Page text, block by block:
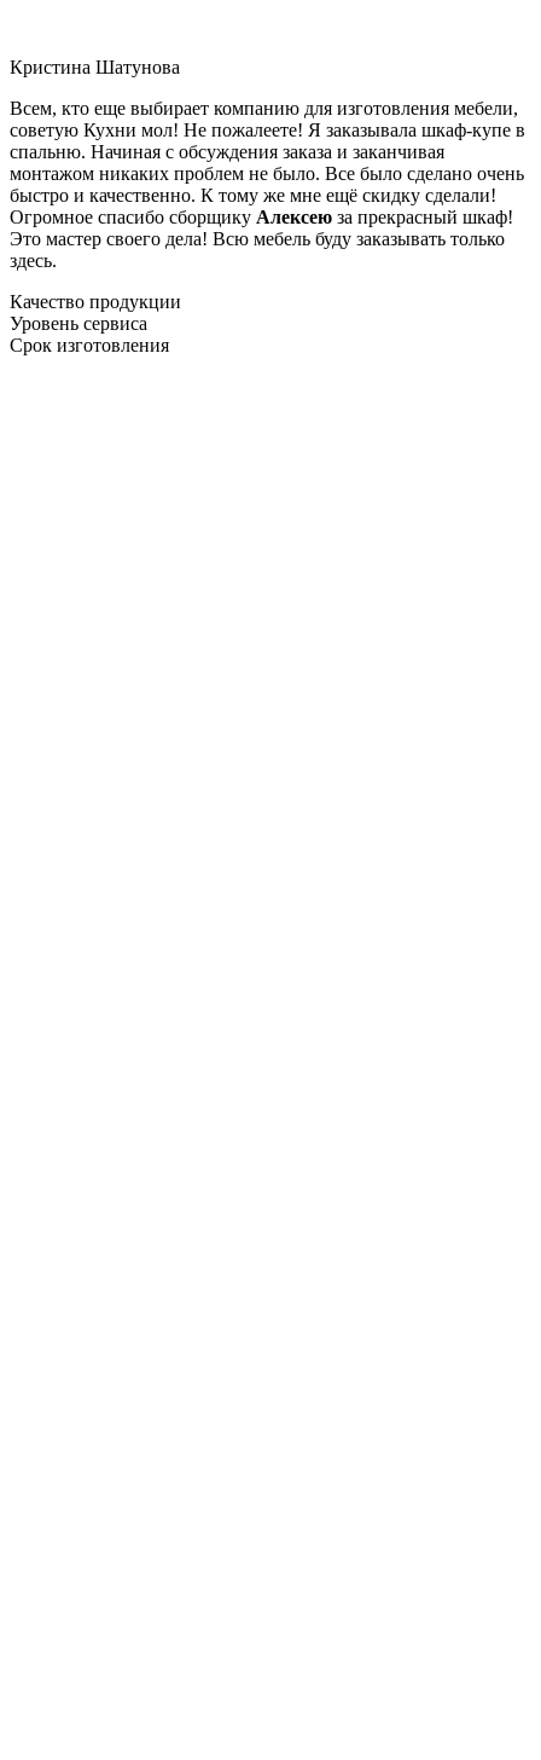
Кристина Шатунова
Всем, кто еще выбирает компанию для изготовления мебели,
советую Кухни мол! Не пожалеете! Я заказывала шкаф-купе в
спальню. Начиная с обсуждения заказа и заканчивая
монтажом никаких проблем не было. Все было сделано очень
быстро и качественно. К тому же мне ещё скидку сделали!
Огромное спасибо сборщику Алексею за прекрасный шкаф!
Это мастер своего дела! Всю мебель буду заказывать только
здесь.
Качество продукции
Уровень сервиса
Срок изготовления